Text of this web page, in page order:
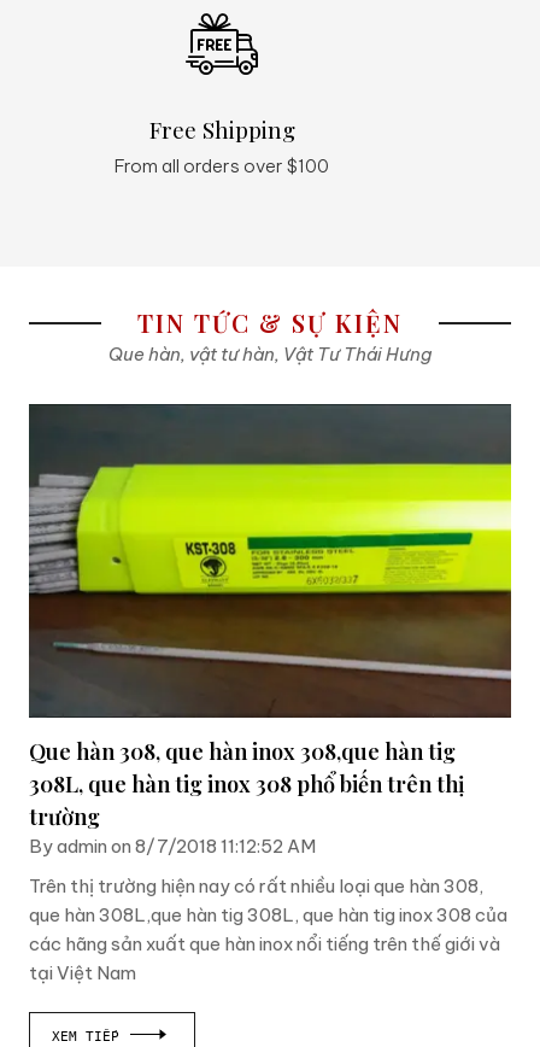
Free Shipping
From all orders over $100
TIN TỨC & SỰ KIỆN
Que hàn, vật tư hàn, Vật Tư Thái Hưng
Que hàn 308, que hàn inox 308,que hàn tig
308L, que hàn tig inox 308 phổ biến trên thị
trường
By admin on 8/7/2018 11:12:52 AM
Trên thị trường hiện nay có rất nhiều loại que hàn 308,
que hàn 308L,que hàn tig 308L, que hàn tig inox 308 của
các hãng sản xuất que hàn inox nổi tiếng trên thế giới và
tại Việt Nam
XEM TIẾP